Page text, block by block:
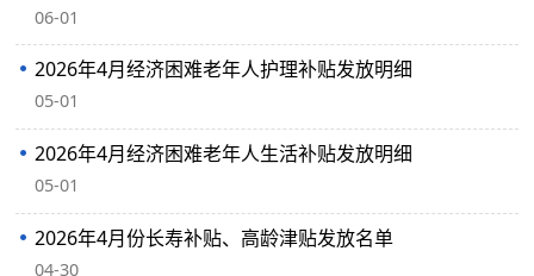
06-01
2026年4月经济困难老年人护理补贴发放明细‍
05-01
2026年4月经济困难老年人生活补贴发放明细
05-01
2026年4月份长寿补贴、高龄津贴发放名单
04-30